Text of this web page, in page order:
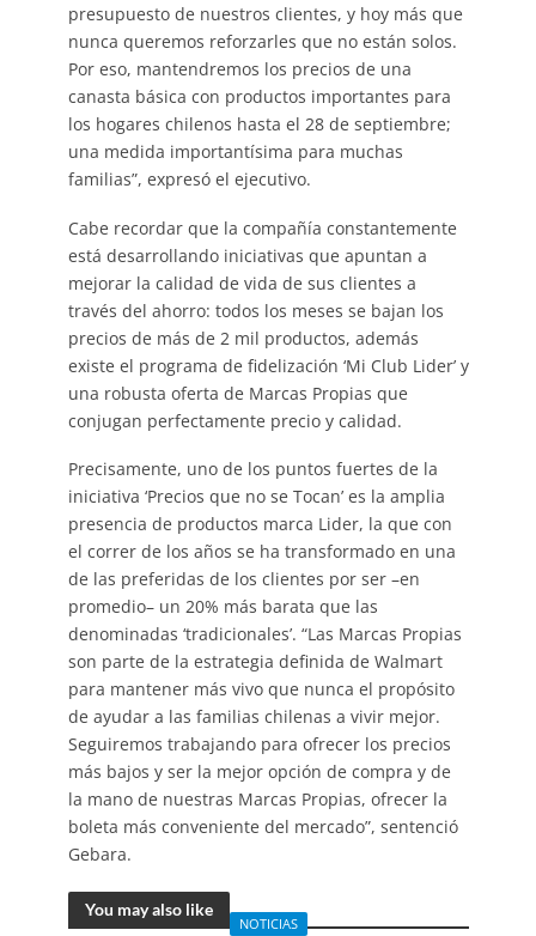
presupuesto de nuestros clientes, y hoy más que
nunca queremos reforzarles que no están solos.
Por eso, mantendremos los precios de una
canasta básica con productos importantes para
los hogares chilenos hasta el 28 de septiembre;
una medida importantísima para muchas
familias”, expresó el ejecutivo.
Cabe recordar que la compañía constantemente
está desarrollando iniciativas que apuntan a
mejorar la calidad de vida de sus clientes a
través del ahorro: todos los meses se bajan los
precios de más de 2 mil productos, además
existe el programa de fidelización ‘Mi Club Lider’ y
una robusta oferta de Marcas Propias que
conjugan perfectamente precio y calidad.
Precisamente, uno de los puntos fuertes de la
iniciativa ‘Precios que no se Tocan’ es la amplia
presencia de productos marca Lider, la que con
el correr de los años se ha transformado en una
de las preferidas de los clientes por ser –en
promedio– un 20% más barata que las
denominadas ‘tradicionales’. “Las Marcas Propias
son parte de la estrategia definida de Walmart
para mantener más vivo que nunca el propósito
de ayudar a las familias chilenas a vivir mejor.
Seguiremos trabajando para ofrecer los precios
más bajos y ser la mejor opción de compra y de
la mano de nuestras Marcas Propias, ofrecer la
boleta más conveniente del mercado”, sentenció
Gebara.
You may also like
NOTICIAS